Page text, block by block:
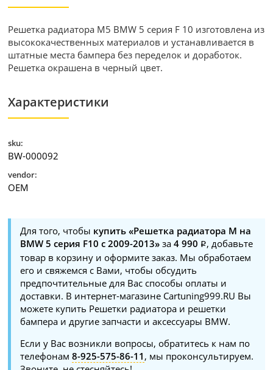
Решетка радиатора M5 BMW 5 серия F 10 изготовлена из
высококачественных материалов и устанавливается в
штатные места бампера без переделок и доработок.
Решетка окрашена в черный цвет.
Характеристики
sku:
BW-000092
vendor:
OEM
Для того, чтобы купить «Решетка радиатора M на
BMW 5 серия F10 c 2009-2013» за4 990
, добавьте
товар в корзину и оформите заказ. Мы обработаем
его и свяжемся с Вами, чтобы обсудить
предпочтительные для Вас способы оплаты и
доставки. В интернет-магазине Cartuning999.RU Вы
можете купить Решетки радиатора и решетки
бампера и другие запчасти и аксессуары BMW.
Если у Вас возникли вопросы, обратитесь к нам по
телефонам8-925-575-86-11 , мы проконсультируем.